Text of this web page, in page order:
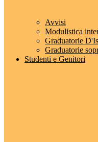
Avvisi
Modulistica
Graduatorie
Graduatorie
Studenti e Genitori